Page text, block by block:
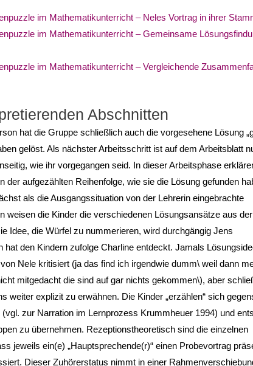
im Mathematikunterricht – Neles Vortrag in ihrer
im Mathematikunterricht – Gemeinsame
im Mathematikunterricht – Vergleichende
Abschnitten
hat die Gruppe schließlich auch die vorgesehene Lösung
ge­löst. Als nächster Arbeitsschritt ist auf dem Arbeitsblatt
wie ihr vorgegangen seid. In dieser Arbeitsphase
der aufgezählten Reihenfolge, wie sie die Lösung gefunden
als die Ausgangssituation von der Lehrerin eingebrachte
weisen die Kinder die verschiedenen Lösungsansätze aus
Idee, die Würfel zu nummerieren, wird durchgängig Jens
hat den Kindern zufolge Charline entdeckt. Jamals
Nele kritisiert (ja das find ich irgendwie dumm\ weil dann
mitgedacht die sind auf gar nichts gekommen\), aber
weiter ex­plizit zu erwähnen. Die Kinder „erzählen“ sich
zur Narration im Lernprozess Krummheuer 1994) und
zu übernehmen. Rezeptions­theoretisch sind die einzelnen
jeweils ein(e) „Hauptsprechende(r)“ einen Probevortrag
Dieser Zuhörerstatus nimmt in einer